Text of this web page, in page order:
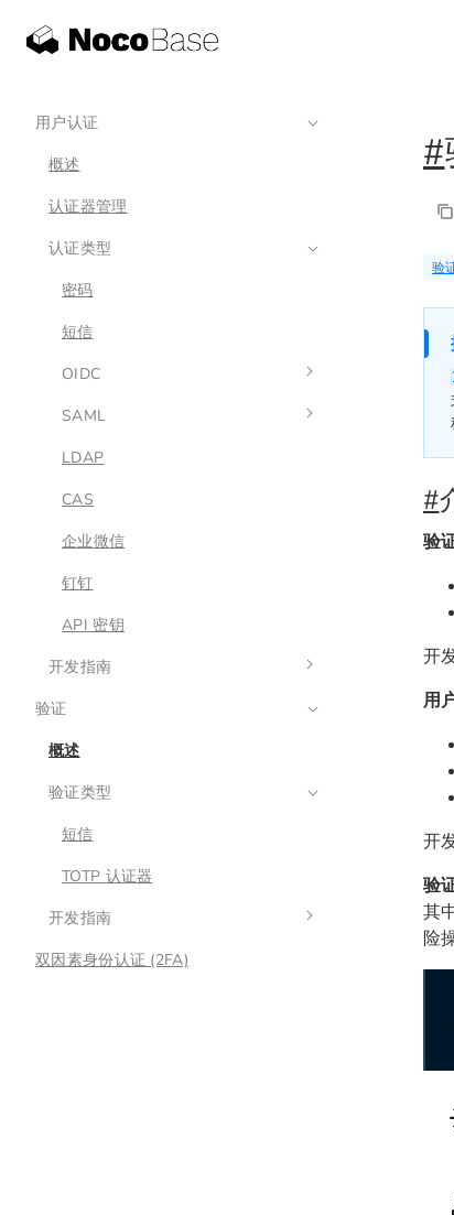
用户认证
概述
认证器管理
认证类型
密码
短信
OIDC
配置
示例
谷歌登录
微软登录
SAML
配置
示例
谷歌登录
LDAP
CAS
企业微信
钉钉
API 密钥
开发指南
扩展认证类型
API 参考
验证
概述
验证类型
短信
TOTP 认证器
开发指南
扩展验证类型
双因素身份认证 (2FA)
#
验
#
验
开
用
开
验
其
险